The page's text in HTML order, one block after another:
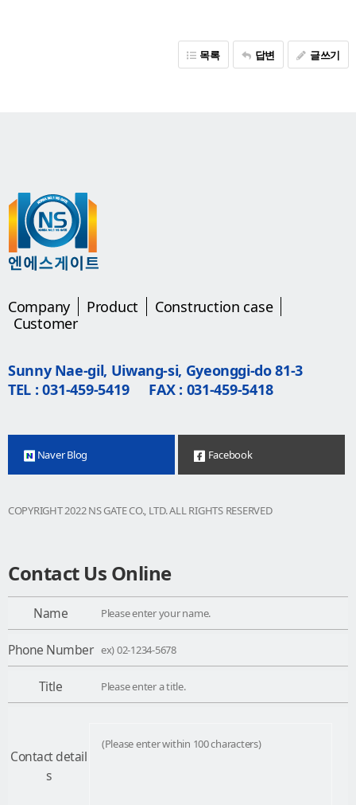
목록 답변 글쓰기
Company Product
Construction case
Customer
Sunny Nae-gil, Uiwang-si, Gyeonggi-do 81-3
TEL : 031-459-5419
FAX : 031-459-5418
Naver Blog Facebook
COPYRIGHT 2022 NS GATE CO., LTD. ALL RIGHTS RESERVED
Contact Us Online
Name
Phone Number
Title
Contact detail
s